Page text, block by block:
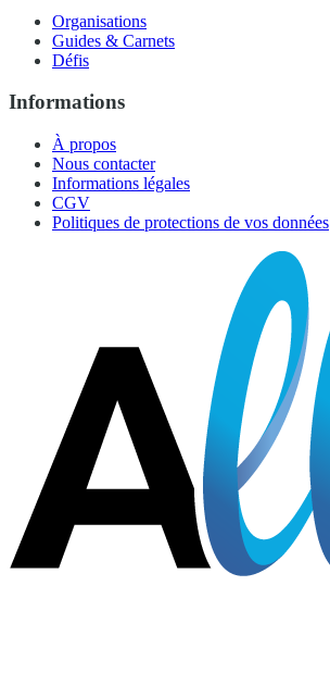
Organisations
Guides & Carnets
Défis
Informations
À propos
Nous contacter
Informations légales
CGV
Politiques de protections de vos données